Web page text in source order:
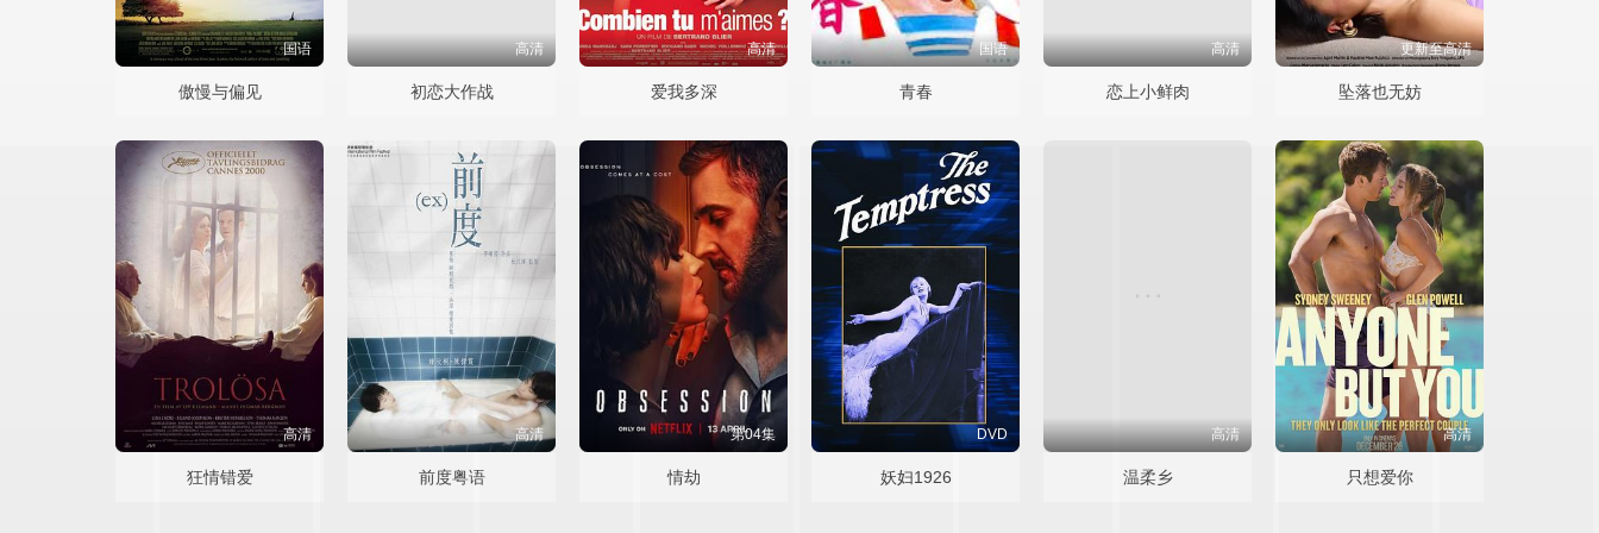
国语
傲慢与偏见
高清
初恋大作战
高清
爱我多深
国语
青春
高清
恋上小鲜肉
更新至高清
坠落也无妨
高清
狂情错爱
高清
前度粤语
第04集
情劫
DVD
妖妇1926
高清
温柔乡
高清
只想爱你